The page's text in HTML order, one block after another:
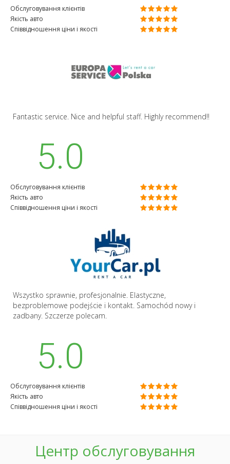
Обслуговування клієнтів
Якість авто
Співвідношення ціни і якості
Fantastic service. Nice and helpful staff. Highly recommend!!
5.0
Обслуговування клієнтів
Якість авто
Співвідношення ціни і якості
Wszystko sprawnie, profesjonalnie. Elastyczne,
bezproblemowe podejście i kontakt. Samochód nowy i
zadbany. Szczerze polecam.
5.0
Обслуговування клієнтів
Якість авто
Співвідношення ціни і якості
Центр обслуговування